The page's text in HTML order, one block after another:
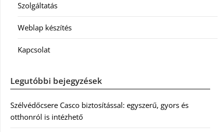
Szolgáltatás
Weblap készítés
Kapcsolat
Legutóbbi bejegyzések
Szélvédőcsere Casco biztosítással: egyszerű, gyors és
otthonról is intézhető